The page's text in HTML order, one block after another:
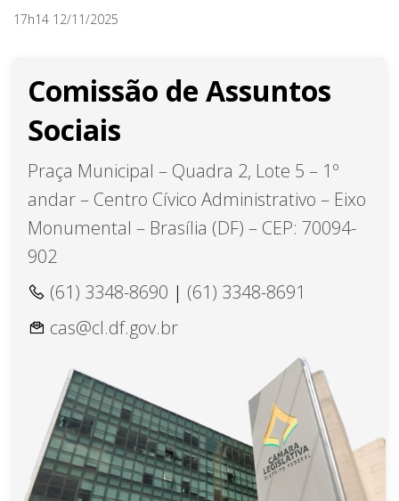
17h14 12/11/2025
Comissão de Assuntos
Sociais
Praça Municipal – Quadra 2, Lote 5 – 1º
andar – Centro Cívico Administrativo – Eixo
Monumental – Brasília (DF) – CEP: 70094-
902
(61) 3348-8690 | (61) 3348-8691
cas@cl.df.gov.br